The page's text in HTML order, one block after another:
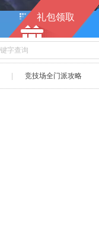
礼包领取
竞技场全门派攻略